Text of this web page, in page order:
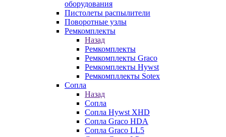
оборудования
Пистолеты распылители
Поворотные узлы
Ремкомплекты
Назад
Ремкомплекты
Ремкомплекты Graco
Ремкомплекты Hywst
Ремкомпллекты Sotex
Сопла
Назад
Сопла
Сопла Hywst XHD
Сопла Graco HDA
Сопла Graco LL5